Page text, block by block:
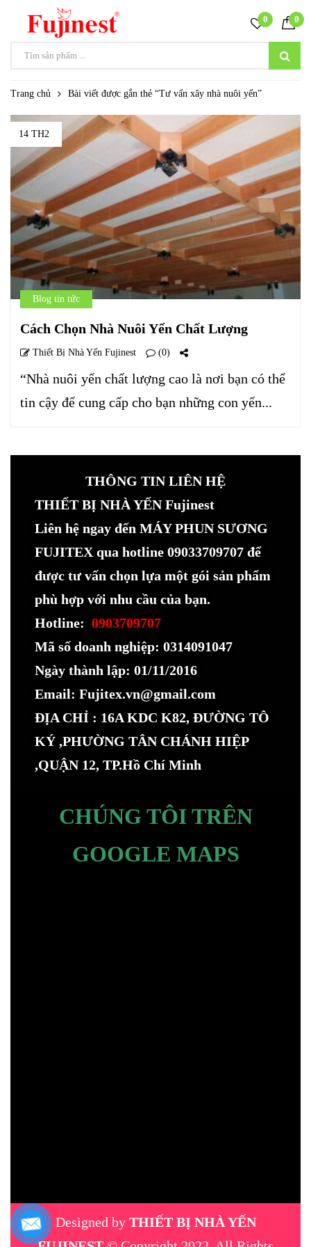
0 0
Trang chủ Bài viết được gắn thẻ “Tư vấn xây nhà nuôi yến”
14 TH2
Blog tin tức
Cách Chọn Nhà Nuôi Yến Chất Lượng
Thiết Bị Nhà Yến Fujinest (0)
“Nhà nuôi yến chất lượng cao là nơi bạn có thể
tin cậy để cung cấp cho bạn những con yến...
THÔNG TIN LIÊN HỆ
THIẾT BỊ NHÀ YẾN Fujinest
Liên hệ ngay đến MÁY PHUN SƯƠNG
FUJITEX qua hotline 09033709707 để
được tư vấn chọn lựa một gói sản phẩm
phù hợp với nhu cầu của bạn.
Hotline: 0903709707
Mã số doanh nghiệp: 0314091047
Ngày thành lập: 01/11/2016
Email: Fujitex.vn@gmail.com
ĐỊA CHỈ : 16A KDC K82, ĐƯỜNG TÔ
KÝ ,PHƯỜNG TÂN CHÁNH HIỆP
,QUẬN 12, TP.Hồ Chí Minh
CHÚNG TÔI TRÊN
GOOGLE MAPS
Designed by THIẾT BỊ NHÀ YẾN